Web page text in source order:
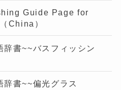
Guide Page for
China）
辞書~~バスフィッシン
書~~偏光グラス